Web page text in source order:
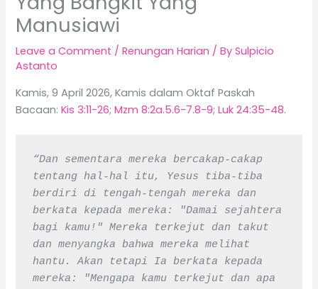
Manusiawi
Leave a Comment /Renungan Harian / BySulpicio
Astanto
Kamis, 9 April 2026, Kamis dalam Oktaf Paskah
Bacaan:Kis 3:11-26;Mzm 8:2a.5.6-7.8-9;Luk 24:35-48.
“Dan sementara mereka bercakap-cakap
tentang hal-hal itu, Yesus tiba-tiba
berdiri di tengah-tengah mereka dan
berkata kepada mereka: "Damai sejahtera
bagi kamu!" Mereka terkejut dan takut
dan menyangka bahwa mereka melihat
hantu. Akan tetapi Ia berkata kepada
mereka: "Mengapa kamu terkejut dan apa